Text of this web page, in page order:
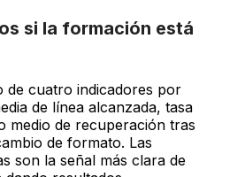
si la formación está
de cuatro indicadores por
de línea alcanzada, tasa
medio de recuperación tras
de formato. Las
son la señal más clara de